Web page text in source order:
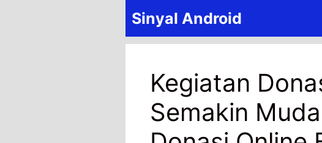
Sinyal Android
Kegiatan
Semakin